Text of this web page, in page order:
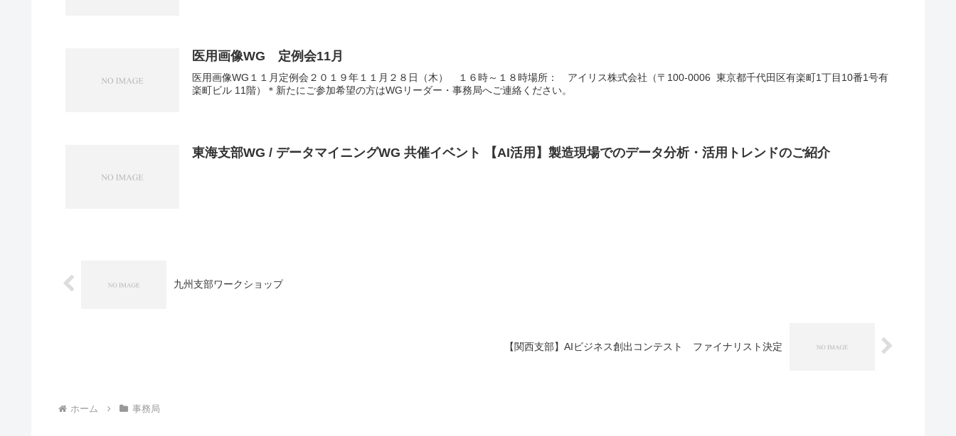
医用画像WG 定例会11月
医用画像WG１１月定例会２０１９年１１月２８日（木） １６時～１８時場所： アイリス株式会社（〒100-0006 東京都千代田区有楽町1丁目10番1号有
楽町ビル 11階）＊新たにご参加希望の方はWGリーダー・事務局へご連絡ください。
東海支部WG / データマイニングWG 共催イベント 【AI活用】製造現場でのデータ分析・活用トレンドのご紹介
九州支部ワークショップ
【関西支部】AIビジネス創出コンテスト ファイナリスト決定
ホーム 事務局